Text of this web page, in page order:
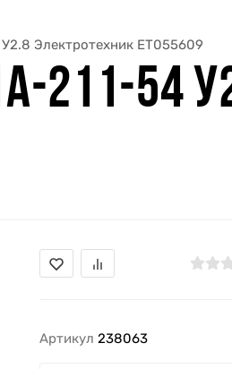
Электротехник ET055609
211-54
Артикул 238063